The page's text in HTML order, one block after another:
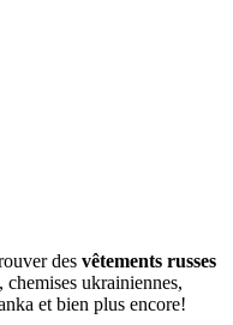
des vêtements russes
chemises ukrainiennes,
et bien plus encore!